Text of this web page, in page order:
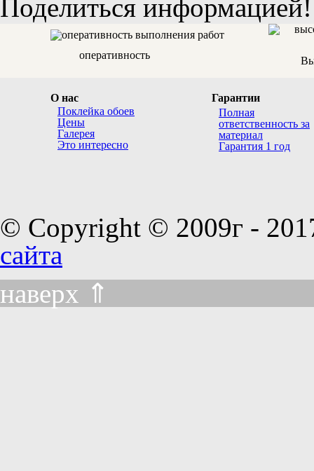
Поделиться информацией!
оперативность
О нас
Поклейка обоев
Цены
Галерея
Это интересно
Гарантии
Полная
ответственность за
материал
Гарантия 1 год
© Copyright © 2009г -
сайта
наверх ⇑